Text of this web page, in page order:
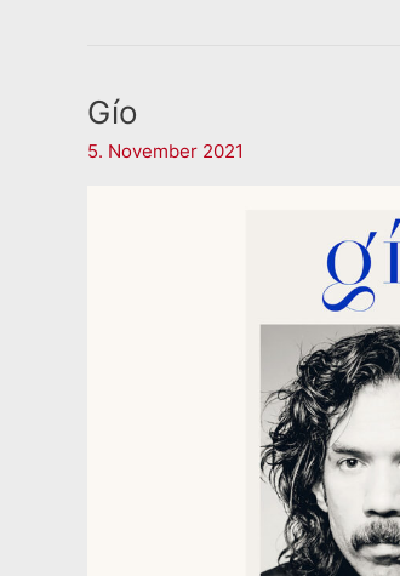
Gío
5. November 2021